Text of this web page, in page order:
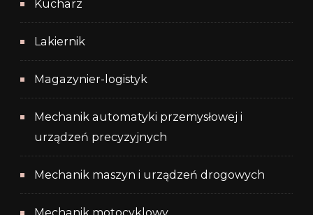
Kucharz
Lakiernik
Magazynier-logistyk
Mechanik automatyki przemysłowej i
urządzeń precyzyjnych
Mechanik maszyn i urządzeń drogowych